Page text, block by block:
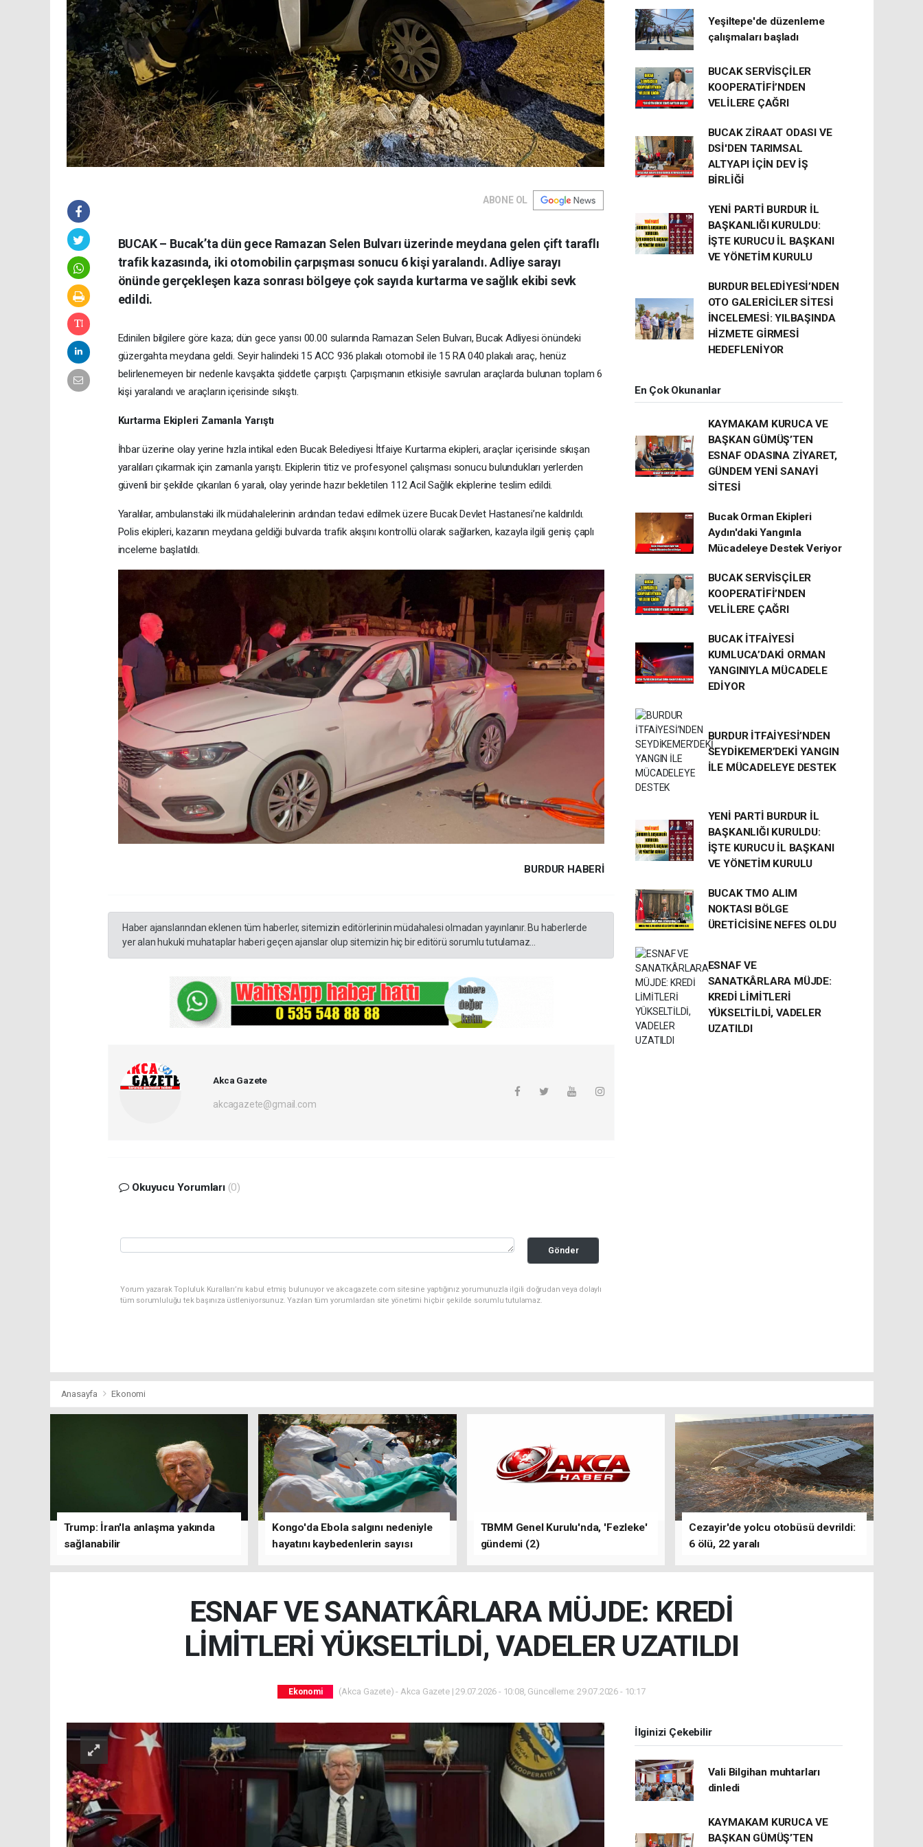
ABONE OL
BUCAK – Bucak’ta dün gece Ramazan Selen Bulvarı üzerinde meydana gelen çift taraflı
trafik kazasında, iki otomobilin çarpışması sonucu 6 kişi yaralandı. Adliye sarayı
önünde gerçekleşen kaza sonrası bölgeye çok sayıda kurtarma ve sağlık ekibi sevk
edildi.
Edinilen bilgilere göre kaza; dün gece yarısı 00.00 sularında Ramazan Selen Bulvarı, Bucak Adliyesi önündeki
güzergahta meydana geldi. Seyir halindeki 15 ACC 936 plakalı otomobil ile 15 RA 040 plakalı araç, henüz
belirlenemeyen bir nedenle kavşakta şiddetle çarpıştı. Çarpışmanın etkisiyle savrulan araçlarda bulunan toplam 6
kişi yaralandı ve araçların içerisinde sıkıştı.
Kurtarma Ekipleri Zamanla Yarıştı
İhbar üzerine olay yerine hızla intikal eden Bucak Belediyesi İtfaiye Kurtarma ekipleri, araçlar içerisinde sıkışan
yaralıları çıkarmak için zamanla yarıştı. Ekiplerin titiz ve profesyonel çalışması sonucu bulundukları yerlerden
güvenli bir şekilde çıkarılan 6 yaralı, olay yerinde hazır bekletilen 112 Acil Sağlık ekiplerine teslim edildi.
Yaralılar, ambulanstaki ilk müdahalelerinin ardından tedavi edilmek üzere Bucak Devlet Hastanesi’ne kaldırıldı.
Polis ekipleri, kazanın meydana geldiği bulvarda trafik akışını kontrollü olarak sağlarken, kazayla ilgili geniş çaplı
inceleme başlatıldı.
BURDUR HABERİ
Haber ajanslarından eklenen tüm haberler, sitemizin editörlerinin müdahalesi olmadan yayınlanır. Bu haberlerde
yer alan hukuki muhataplar haberi geçen ajanslar olup sitemizin hiç bir editörü sorumlu tutulamaz...
Akca Gazete
akcagazete@gmail.com
Okuyucu Yorumları (0)
Gönder
Yorum yazarak Topluluk Kuralları’nı kabul etmiş bulunuyor ve akcagazete.com sitesine yaptığınız yorumunuzla ilgili doğrudan veya dolaylı
tüm sorumluluğu tek başınıza üstleniyorsunuz. Yazılan tüm yorumlardan site yönetimi hiçbir şekilde sorumlu tutulamaz.
Yeşiltepe'de düzenleme
çalışmaları başladı
BUCAK SERVİSÇİLER
KOOPERATİFİ’NDEN
VELİLERE ÇAĞRI
BUCAK ZİRAAT ODASI VE
DSİ'DEN TARIMSAL
ALTYAPI İÇİN DEV İŞ
BİRLİĞİ
YENİ PARTİ BURDUR İL
BAŞKANLIĞI KURULDU:
İŞTE KURUCU İL BAŞKANI
VE YÖNETİM KURULU
BURDUR BELEDİYESİ’NDEN
OTO GALERİCİLER SİTESİ
İNCELEMESİ: YILBAŞINDA
HİZMETE GİRMESİ
HEDEFLENİYOR
En Çok Okunanlar
KAYMAKAM KURUCA VE
BAŞKAN GÜMÜŞ’TEN
ESNAF ODASINA ZİYARET,
GÜNDEM YENİ SANAYİ
SİTESİ
Bucak Orman Ekipleri
Aydın'daki Yangınla
Mücadeleye Destek Veriyor
BUCAK SERVİSÇİLER
KOOPERATİFİ’NDEN
VELİLERE ÇAĞRI
BUCAK İTFAİYESİ
KUMLUCA’DAKİ ORMAN
YANGINIYLA MÜCADELE
EDİYOR
BURDUR İTFAİYESİ’NDEN
SEYDİKEMER’DEKİ YANGIN
İLE MÜCADELEYE DESTEK
YENİ PARTİ BURDUR İL
BAŞKANLIĞI KURULDU:
İŞTE KURUCU İL BAŞKANI
VE YÖNETİM KURULU
BUCAK TMO ALIM
NOKTASI BÖLGE
ÜRETİCİSİNE NEFES OLDU
ESNAF VE
SANATKÂRLARA MÜJDE:
KREDİ LİMİTLERİ
YÜKSELTİLDİ, VADELER
UZATILDI
Anasayfa Ekonomi
Trump: İran'la anlaşma yakında
sağlanabilir
Kongo'da Ebola salgını nedeniyle
hayatını kaybedenlerin sayısı
TBMM Genel Kurulu'nda, 'Fezleke'
gündemi (2)
Cezayir'de yolcu otobüsü devrildi:
6 ölü, 22 yaralı
ESNAF VE SANATKÂRLARA MÜJDE: KREDİ
LİMİTLERİ YÜKSELTİLDİ, VADELER UZATILDI
Ekonomi (Akca Gazete) - Akca Gazete | 29.07.2026 - 10:08, Güncelleme: 29.07.2026 - 10:17
İlginizi Çekebilir
Vali Bilgihan muhtarları
dinledi
KAYMAKAM KURUCA VE
BAŞKAN GÜMÜŞ’TEN